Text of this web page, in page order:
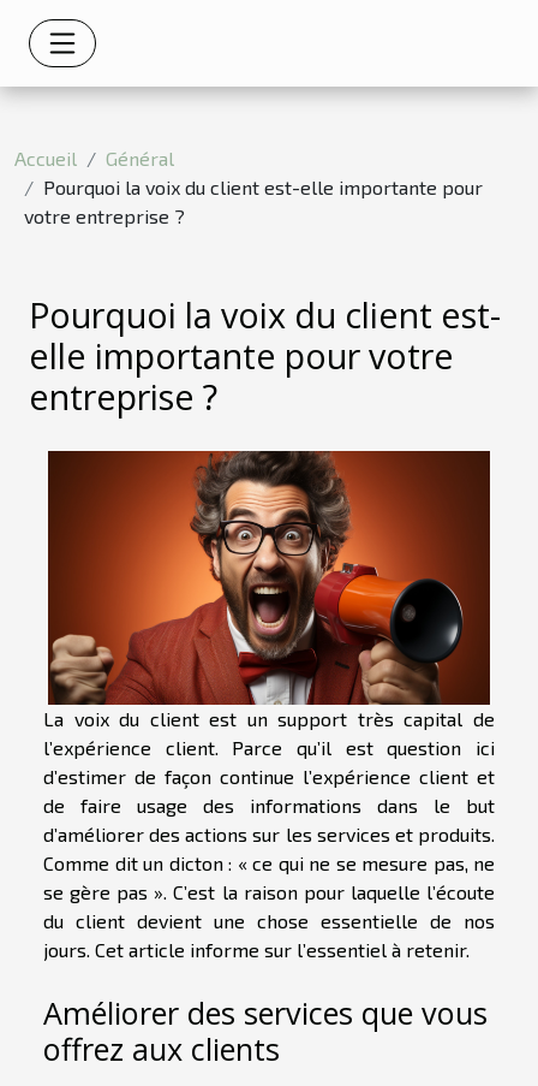
Accueil
Général
Pourquoi la voix du client est-elle importante pour
votre entreprise ?
Pourquoi la voix du client est-
elle importante pour votre
entreprise ?
La voix du client est un support très capital de
l’expérience client. Parce qu’il est question ici
d’estimer de façon continue l’expérience client et
de faire usage des informations dans le but
d’améliorer des actions sur les services et produits.
Comme dit un dicton : « ce qui ne se mesure pas, ne
se gère pas ». C’est la raison pour laquelle l’écoute
du client devient une chose essentielle de nos
jours. Cet article informe sur l’essentiel à retenir.
Améliorer des services que vous
offrez aux clients